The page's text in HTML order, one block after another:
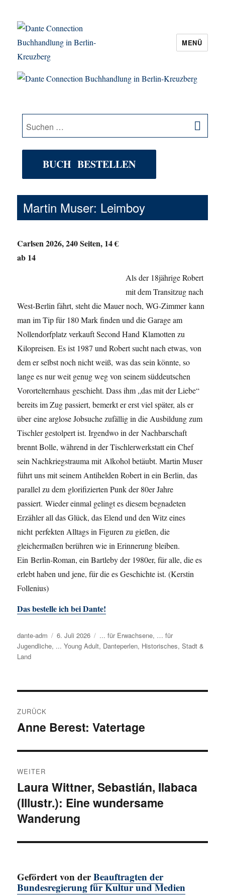
Dante Connection Buchhandlung in
MENÜ
Suche
nach:
BUCH BESTELLEN
Martin Muser: Leimboy
Carlsen 2026, 240 Seiten, 14 €
ab 14
Als der 18jährige Robert
mit dem Transitzug nach
West-Berlin fährt, steht die Mauer noch, WG-Zimmer kann
man im Tip für 180 Mark finden und die Garage am
Nollendorfplatz verkauft Second Hand Klamotten zu
Kilopreisen. Es ist 1987 und Robert sucht nach etwas, von
dem er selbst noch nicht weiß, was das sein könnte, so
lange es nur weit genug weg von seinem süddeutschen
Vorortelternhaus geschieht. Dass ihm „das mit der Liebe“
bereits im Zug passiert, bemerkt er erst viel später, als er
über eine arglose Jobsuche zufällig in die Ausbildung zum
Tischler gestolpert ist. Irgendwo in der Nachbarschaft
brennt Bolle, während in der Tischlerwerkstatt ein Chef
sein Nachkriegstrauma mit Alkohol betäubt. Martin Muser
führt uns mit seinem Antihelden Robert in ein Berlin, das
parallel zu dem glorifizierten Punk der 80er Jahre
passiert. Wieder einmal gelingt es diesem begnadeten
Erzähler all das Glück, das Elend und den Witz eines
nicht perfekten Alltags in Figuren zu gießen, die
gleichermaßen berühren wie in Erinnerung bleiben.
Ein Berlin-Roman, ein Bartleby der 1980er, für alle, die es
erlebt haben und jene, für die es Geschichte ist. (Kerstin
Follenius)
Das bestelle ich bei Dante!
Autor
dante-adm
Veröffentlicht
am
6. Juli 2026 Kategorien
... für Erwachsene, … für
Jugendliche, ... Young Adult, Danteperlen, Historisches,Stadt &
Land
ZURÜCK
Vorheriger
Anne Berest: Vatertage
WEITER
Nächster
Beitrag:
Laura Wittner, Sebastián, Ilabaca
(Illustr.): Eine wundersame
Wanderung
Gefördert von derBeauftragten der
Bundesregierung für Kultur und Medien